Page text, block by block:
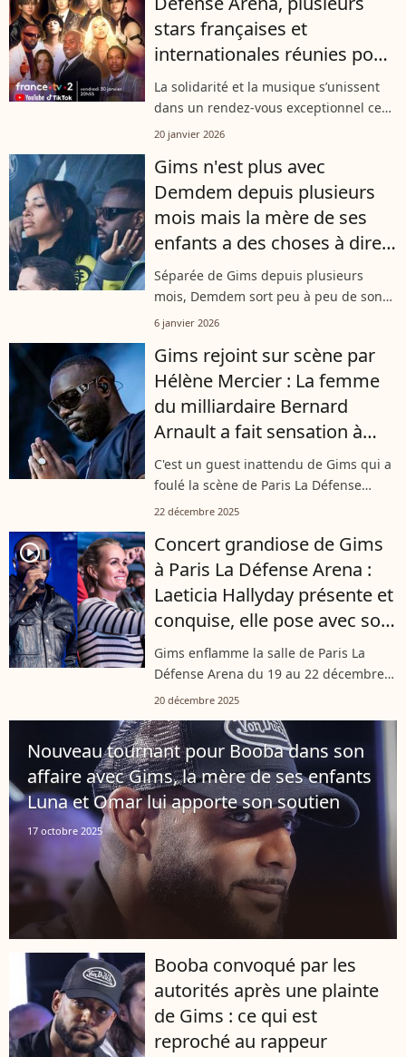
stars françaises et
internationales réunies pour
le Gala des Pièces jaunes
La solidarité et la musique s’unissent
dans un rendez-vous exceptionnel ce
22 janvier 2026 à Paris La Défense
Pour sa quatrième édition, l’opération...
20 janvier 2026
Gims n'est plus avec
Demdem depuis plusieurs
mois mais la mère de ses
enfants a des choses à dire
sur lui
Séparée de Gims depuis plusieurs
mois, Demdem sort peu à peu de son
silence. Très active sur son compte
semble régler quelques comptes avec
le...
6 janvier 2026
Gims rejoint sur scène par
Hélène Mercier : La femme
du milliardaire Bernard
Arnault a fait sensation à
Paris La Défense Arena, la
preuve en vidéo
C'est un guest inattendu de Gims qui a
foulé la scène de Paris La Défense
Arena. Lors du premier de ses cinq
quelques artistes à ses côtés. Parmi...
22 décembre 2025
player2
Concert grandiose de Gims
à Paris La Défense Arena :
Laeticia Hallyday présente et
conquise, elle pose avec son
compagnon Serge Varsano
Gims enflamme la salle de Paris La
Défense Arena du 19 au 22 décembre
2025 avec "L’Infernal Tour", mêlant
carrière. Entre retrouvailles avec ses
fans,...
20 décembre 2025
Nouveau tournant pour Booba dans son
affaire avec Gims, la mère de ses enfants
Luna et Omar lui apporte son soutien
17 octobre 2025
Booba convoqué par les
autorités après une plainte
de Gims : ce qui est
reproché au rappeur